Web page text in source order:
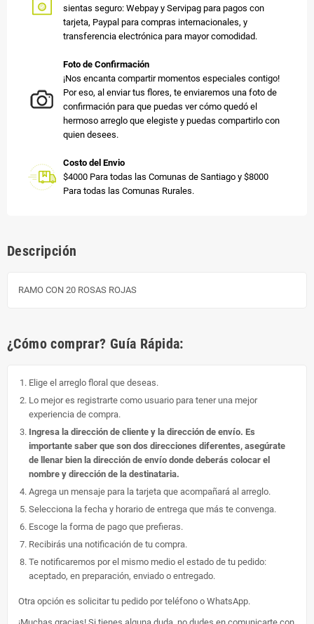
sientas seguro: Webpay y Servipag para pagos con
tarjeta, Paypal para compras internacionales, y
transferencia electrónica para mayor comodidad.
Foto de Confirmación
¡Nos encanta compartir momentos especiales contigo!
Por eso, al enviar tus flores, te enviaremos una foto de
confirmación para que puedas ver cómo quedó el
hermoso arreglo que elegiste y puedas compartirlo con
quien desees.
Costo del Envio
$4000 Para todas las Comunas de Santiago y $8000
Para todas las Comunas Rurales.
Descripción
RAMO CON 20 ROSAS ROJAS
¿Cómo comprar? Guía Rápida:
Elige el arreglo floral que deseas.
Lo mejor es registrarte como usuario para tener una mejor
experiencia de compra.
Ingresa la dirección de cliente y la dirección de envío. Es
importante saber que son dos direcciones diferentes, asegúrate
de llenar bien la dirección de envío donde deberás colocar el
nombre y dirección de la destinataria.
Agrega un mensaje para la tarjeta que acompañará al arreglo.
Selecciona la fecha y horario de entrega que más te convenga.
Escoge la forma de pago que prefieras.
Recibirás una notificación de tu compra.
Te notificaremos por el mismo medio el estado de tu pedido:
aceptado, en preparación, enviado o entregado.
Otra opción es solicitar tu pedido por teléfono o WhatsApp.